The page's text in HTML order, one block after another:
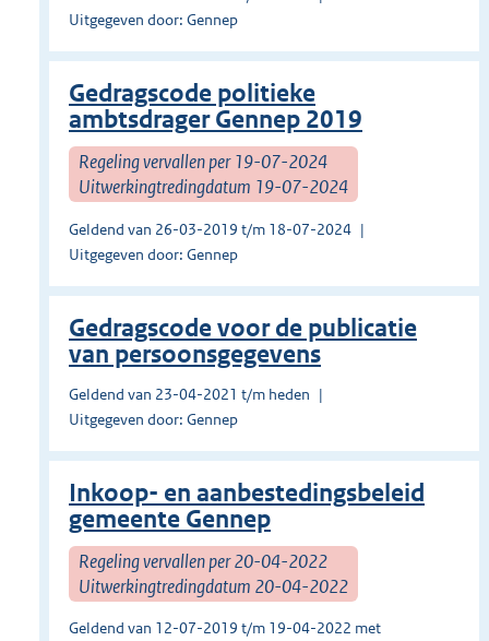
Uitgegeven door: Gennep
Gedragscode politieke
ambtsdrager Gennep 2019
Regeling vervallen per 19-07-2024
Uitwerkingtredingdatum 19-07-2024
Geldend van 26-03-2019 t/m 18-07-2024
Uitgegeven door: Gennep
Gedragscode voor de publicatie
van persoonsgegevens
Geldend van 23-04-2021 t/m heden
Uitgegeven door: Gennep
Inkoop- en aanbestedingsbeleid
gemeente Gennep
Regeling vervallen per 20-04-2022
Uitwerkingtredingdatum 20-04-2022
Geldend van 12-07-2019 t/m 19-04-2022 met